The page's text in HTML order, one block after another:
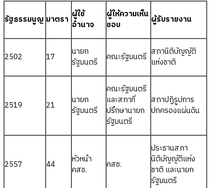
รัฐธรรมนูญ มาตรา ผู้ใช้
อำนาจ
ผู้ให้ความเห็น
ชอบ
ผู้รับรายงาน
2502 17
นายก
รัฐมนตรี
คณะรัฐมนตรี สภานิติบัญญัติ
แห่งชาติ
2519 21
นายก
รัฐมนตรี
คณะรัฐมนตรี
และสภาที่
ปรึกษานายก
รัฐมนตรี
สภาปฏิรูปการ
ปกครองแผ่นดิน
2557 44
หัวหน้า
คสช.
คสช.
ประธานสภา
นิติบัญญัติแห่ง
ชาติ และนายก
รัฐมนตรี